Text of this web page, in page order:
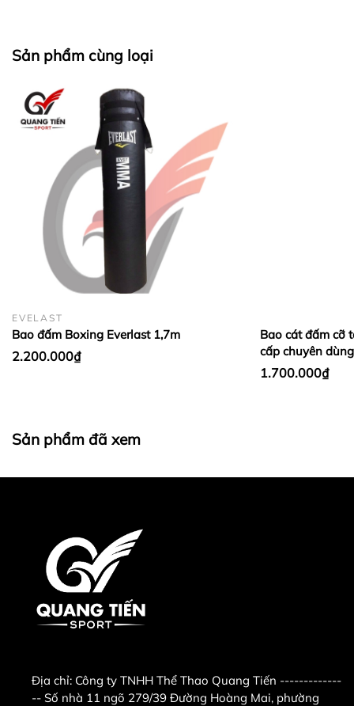
Sản phẩm cùng loại
EVELAST
Bao đấm Boxing Everlast 1,7m
2.200.000₫
Bao cát đấm cỡ
cấp chuyên
1.700.000₫
Sản phẩm đã xem
Địa chỉ: Công ty TNHH Thể Thao Quang Tiến -------------
-- Số nhà 11 ngõ 279/39 Đường Hoàng Mai, phường